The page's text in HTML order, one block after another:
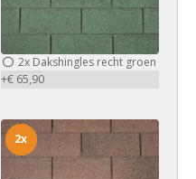
2xDakshingles recht groen
+€ 65,90
2x